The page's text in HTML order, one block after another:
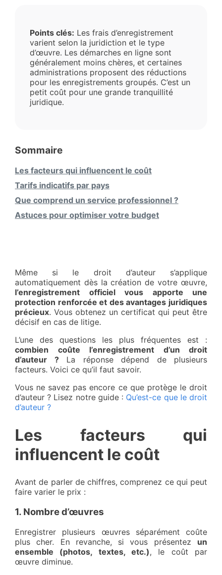
Points clés: Les frais d’enregistrement
varient selon la juridiction et le type
d’œuvre. Les démarches en ligne sont
généralement moins chères, et certaines
administrations proposent des réductions
pour les enregistrements groupés. C’est un
petit coût pour une grande tranquillité
juridique.
Sommaire
Les facteurs qui influencent le coût
Tarifs indicatifs par pays
Que comprend un service professionnel ?
Astuces pour optimiser votre budget
Même si le droit d’auteur s’applique
automatiquement dès la création de votre œuvre,
l’enregistrement officiel vous apporte une
protection renforcée et des avantages juridiques
précieux. Vous obtenez un certificat qui peut être
décisif en cas de litige.
L’une des questions les plus fréquentes est :
combien coûte l’enregistrement d’un droit
d’auteur ?La réponse dépend de plusieurs
facteurs. Voici ce qu’il faut savoir.
Vous ne savez pas encore ce que protège le droit
d’auteur ? Lisez notre guide : Qu’est-ce que le droit
d’auteur ?
Les facteurs qui
influencent le coût
Avant de parler de chiffres, comprenez ce qui peut
faire varier le prix :
1. Nombre d’œuvres
Enregistrer plusieurs œuvres séparément coûte
plus cher. En revanche, si vous présentez un
ensemble (photos, textes, etc.), le coût par
œuvre diminue.